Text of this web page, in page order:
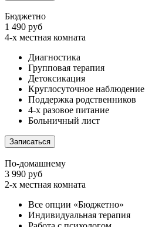
Бюджетно
1 490 руб
4-х местная комната
Диагностика
Групповая терапия
Детоксикация
Круглосуточное наблюдение
Поддержка родственников
4-х разовое питание
Больничный лист
Записаться
По-домашнему
3 990 руб
2-х местная комната
Все опции «Бюджетно»
Индивидуальная терапия